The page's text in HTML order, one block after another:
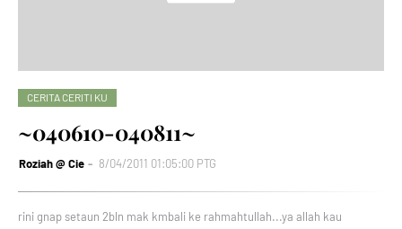
CERITA CERITI KU
~040610-040811~
Roziah @ Cie 8/04/2011 01:05:00 PTG
rini gnap setaun 2bln mak kmbali ke rahmahtullah...ya allah kau